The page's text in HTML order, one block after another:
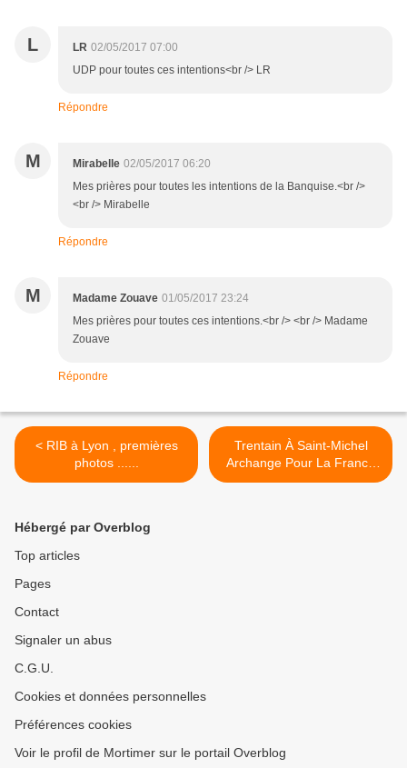
L LR 02/05/2017 07:00
UDP pour toutes ces intentions<br /> LR
Répondre
M Mirabelle 02/05/2017 06:20
Mes prières pour toutes les intentions de la Banquise.<br />
<br /> Mirabelle
Répondre
M Madame Zouave 01/05/2017 23:24
Mes prières pour toutes ces intentions.<br /> <br /> Madame
Zouave
Répondre
< RIB à Lyon , premières
photos ......
Trentain À Saint-Michel
Archange Pour La France
Du 8 Avril Au 8 Mai (Fête
Hébergé par Overblog
Top articles
Pages
Contact
Signaler un abus
C.G.U.
Cookies et données personnelles
Préférences cookies
Voir le profil de Mortimer sur le portail Overblog